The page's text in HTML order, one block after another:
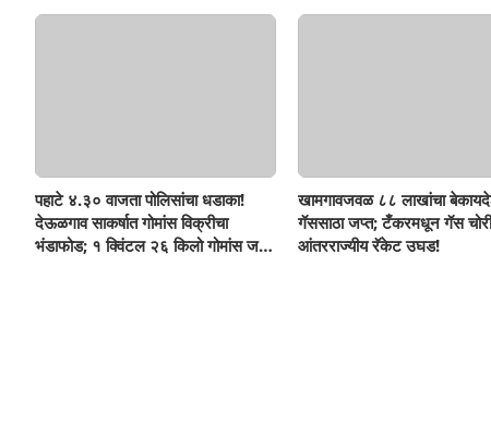
पहाटे ४.३० वाजता पोलिसांचा धडाका!
देऊळगाव साकर्षात गोमांस विक्रीचा
भंडाफोड; १ क्विंटल २६ किलो गोमांस जप्त,
खामगावजवळ ८८ लाखांचा
गॅससाठा जप्त; टँकरमधून गॅस
आंतरराज्यीय रॅकेट उघड!